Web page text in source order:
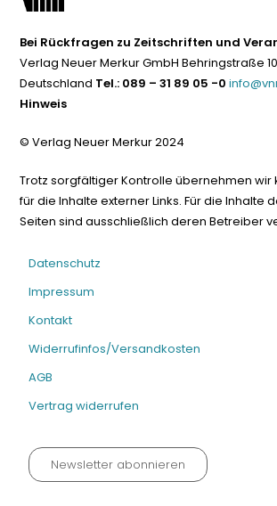
Bei Rückfragen zu Zeitschriften und
Verlag Neuer Merkur GmbH Behringstraße
Deutschland Tel.: 089 – 31 89 05 -0
Hinweis
© Verlag Neuer Merkur 2024
Trotz sorgfältiger Kontrolle übernehmen wir
für die Inhalte externer Links. Für die Inhalte
Seiten sind ausschließlich deren Betreiber
Datenschutz
Impressum
Kontakt
Widerrufinfos/Versandkosten
AGB
Vertrag widerrufen
Newsletter abonnieren